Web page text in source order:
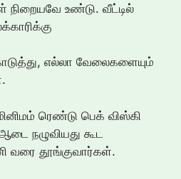
உண்டு. வீட்டில்
எல்லா வேலைகளையும்
ரெண்டு பெக் விஸ்கி
நழுவியது கூட
வரை தூங்குவார்கள்.